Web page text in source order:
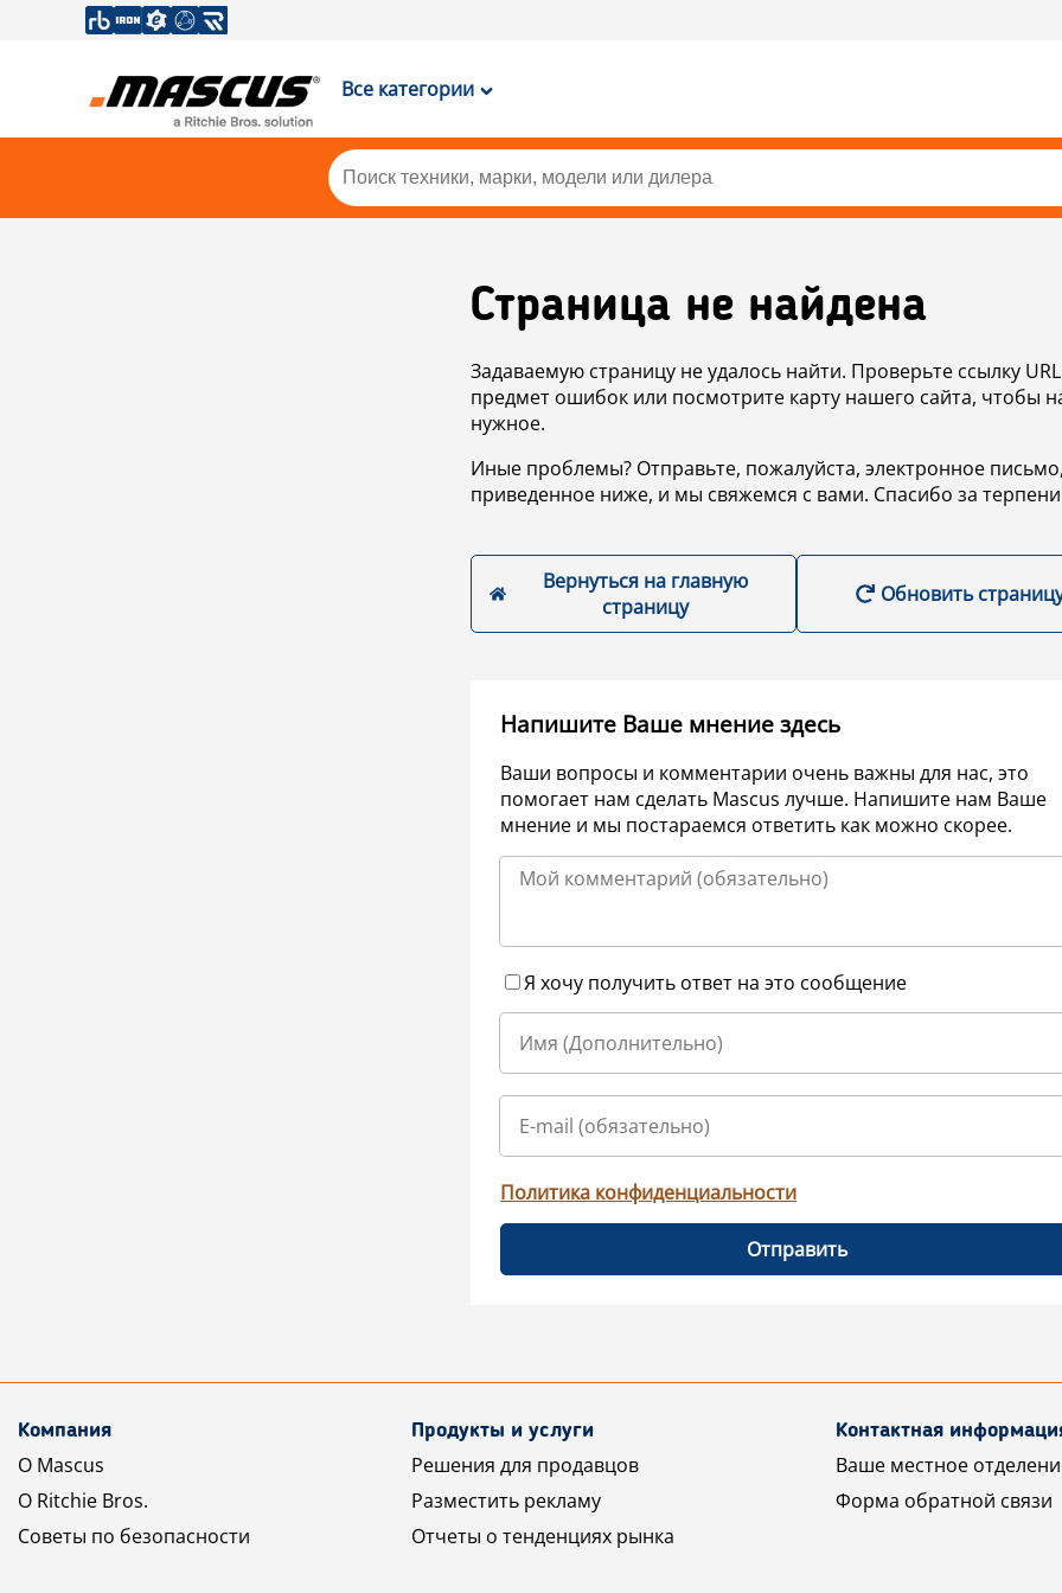
Все категории
Страница не найдена
Задаваемую страницу не удалось найти. Проверьте ссылку
предмет ошибок или посмотрите карту нашего сайта, чтобы
нужное.
Иные проблемы? Отправьте, пожалуйста, электронное
приведенное ниже, и мы свяжемся с вами. Спасибо за
Вернуться на главную
страницу
Обновить
Напишите Ваше мнение здесь
Ваши вопросы и комментарии очень важны для нас, это
помогает нам сделать Mascus лучше. Напишите нам Ваше
мнение и мы постараемся ответить как можно скорее.
Я хочу получить ответ на это сообщение
Политика конфиденциальности
Отправить
Компания
О Mascus
О Ritchie Bros.
Советы по безопасности
Продукты и услуги
Решения для продавцов
Разместить рекламу
Отчеты о тенденциях рынка
Контактная
Ваше местное
Форма обратной связи